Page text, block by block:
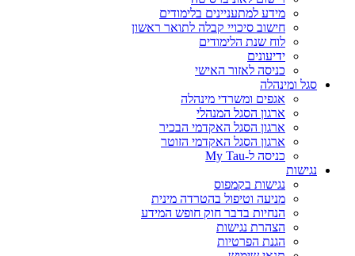
מידע למתעניינים בלימודים
חישוב סיכויי קבלה לתואר ראשון
לוח שנת הלימודים
ידיעונים
כניסה לאזור האישי
סגל ומינהלה
אגפים ומשרדי מינהלה
ארגון הסגל המנהלי
ארגון הסגל האקדמי הבכיר
ארגון הסגל האקדמי הזוטר
כניסה ל-My Tau
נגישות
נגישות בקמפוס
מניעה וטיפול בהטרדה מינית
הנחיות בדבר חוק חופש המידע
הצהרת נגישות
הגנת הפרטיות